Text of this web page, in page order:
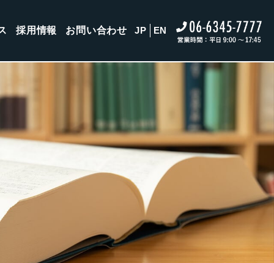
採用情報 お問い合わせ JP EN